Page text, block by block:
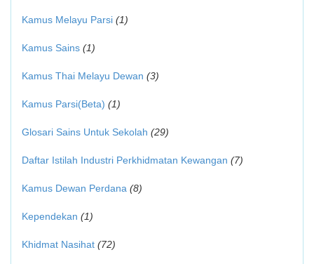
Kamus Melayu Parsi (1)
Kamus Sains (1)
Kamus Thai Melayu Dewan (3)
Kamus Parsi(Beta) (1)
Glosari Sains Untuk Sekolah (29)
Daftar Istilah Industri Perkhidmatan Kewangan (7)
Kamus Dewan Perdana (8)
Kependekan (1)
Khidmat Nasihat (72)